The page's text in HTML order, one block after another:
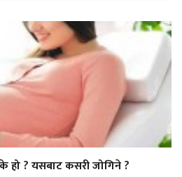
हो ? यसबाट कसरी जोगिने ?